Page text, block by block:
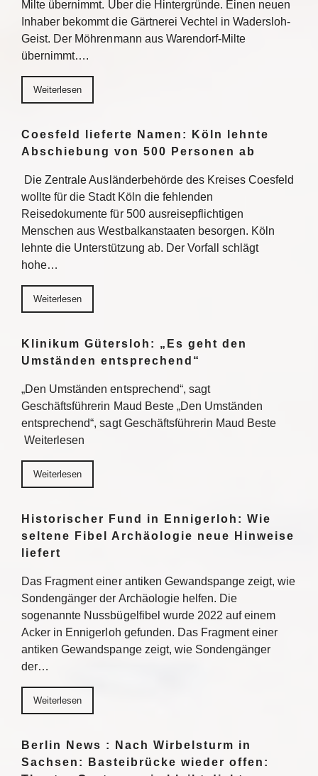
Milte übernimmt. Über die Hintergründe. Einen neuen
Inhaber bekommt die Gärtnerei Vechtel in Wadersloh-
Geist. Der Möhrenmann aus Warendorf-Milte
übernimmt….
Weiterlesen
Coesfeld lieferte Namen: Köln lehnte
Abschiebung von 500 Personen ab
Die Zentrale Ausländerbehörde des Kreises Coesfeld
wollte für die Stadt Köln die fehlenden
Reisedokumente für 500 ausreisepflichtigen
Menschen aus Westbalkanstaaten besorgen. Köln
lehnte die Unterstützung ab. Der Vorfall schlägt
hohe…
Weiterlesen
Klinikum Gütersloh: „Es geht den
Umständen entsprechend“
„Den Umständen entsprechend“, sagt
Geschäftsführerin Maud Beste „Den Umständen
entsprechend“, sagt Geschäftsführerin Maud Beste
Weiterlesen
Weiterlesen
Historischer Fund in Ennigerloh: Wie
seltene Fibel Archäologie neue Hinweise
liefert
Das Fragment einer antiken Gewandspange zeigt, wie
Sondengänger der Archäologie helfen. Die
sogenannte Nussbügelfibel wurde 2022 auf einem
Acker in Ennigerloh gefunden. Das Fragment einer
antiken Gewandspange zeigt, wie Sondengänger
der…
Weiterlesen
Berlin News : Nach Wirbelsturm in
Sachsen: Basteibrücke wieder offen: